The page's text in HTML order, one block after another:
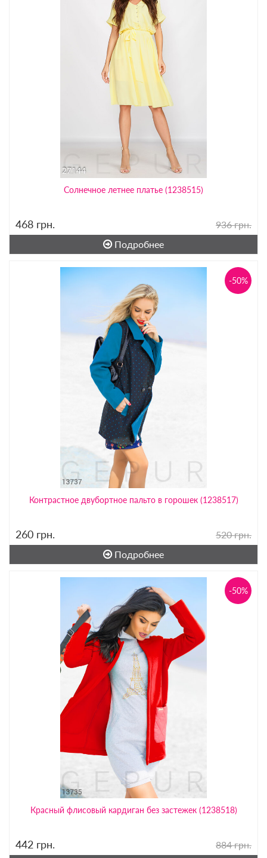
Солнечное летнее платье (1238515)
468 грн.
936 грн.
Подробнее
Контрастное двубортное пальто в горошек (1238517)
-50%
260 грн.
520 грн.
Подробнее
Красный флисовый кардиган без застежек (1238518)
-50%
442 грн. 884 грн.